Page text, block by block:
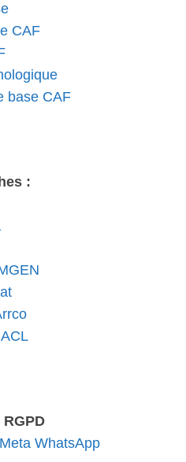
CAF
base CAF
:
WhatsApp